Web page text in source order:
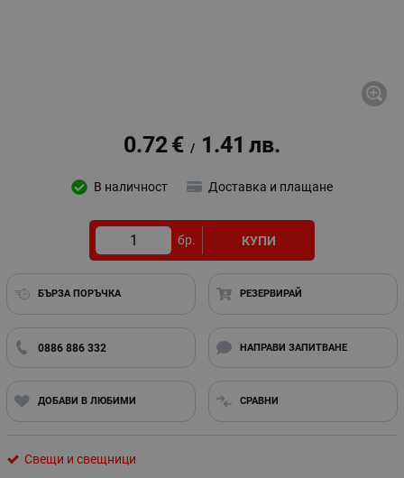
0.72€ / 1.41 лв.
В наличност Доставка и плащане
бр. КУПИ
БЪРЗА ПОРЪЧКА РЕЗЕРВИРАЙ
0886 886 332 НАПРАВИ ЗАПИТВАНЕ
ДОБАВИ В ЛЮБИМИ СРАВНИ
Свещи и свещници